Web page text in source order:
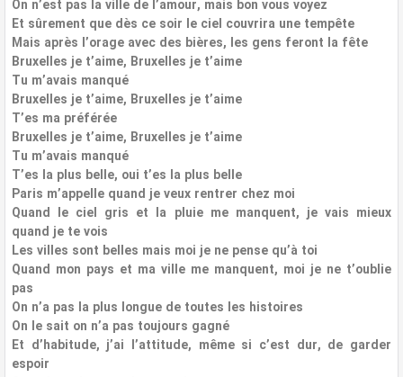
On n’est pas la ville de l’amour, mais bon vous voyez
Et sûrement que dès ce soir le ciel couvrira une tempête
Mais après l’orage avec des bières, les gens feront la fête
Bruxelles je t’aime, Bruxelles je t’aime
Tu m’avais manqué
Bruxelles je t’aime, Bruxelles je t’aime
T’es ma préférée
Bruxelles je t’aime, Bruxelles je t’aime
Tu m’avais manqué
T’es la plus belle, oui t’es la plus belle
Paris m’appelle quand je veux rentrer chez moi
Quand le ciel gris et la pluie me manquent, je vais mieux
quand je te vois
Les villes sont belles mais moi je ne pense qu’à toi
Quand mon pays et ma ville me manquent, moi je ne t’oublie
pas
On n’a pas la plus longue de toutes les histoires
On le sait on n’a pas toujours gagné
Et d’habitude, j’ai l’attitude, même si c’est dur, de garder
espoir